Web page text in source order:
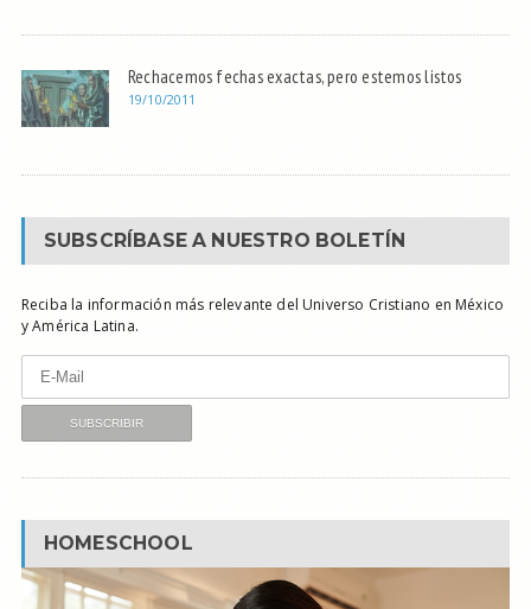
Rechacemos fechas exactas, pero estemos listos
19/10/2011
SUBSCRÍBASE A NUESTRO BOLETÍN
Reciba la información más relevante del Universo Cristiano en México
y América Latina.
HOMESCHOOL